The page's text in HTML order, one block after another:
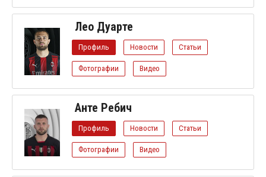
Лео Дуарте
Профиль Новости Статьи
Фотографии Видео
Анте Ребич
Профиль Новости Статьи
Фотографии Видео